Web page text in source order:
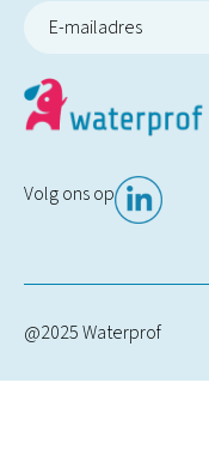
Volg ons op
@2025 Waterprof